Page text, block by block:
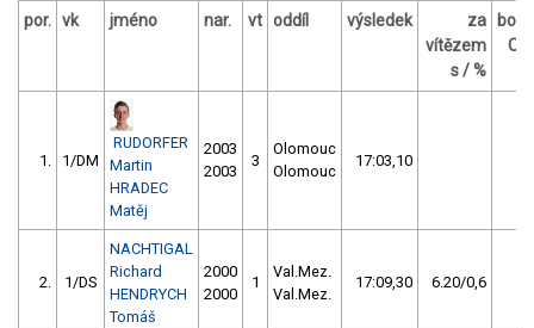
por. vk jméno nar. vt oddíl výsledek
za
vítězem
s / %
body
OM
1. 1/DM
RUDORFER
Martin
HRADEC
Matěj
2003
2003
3
Olomouc
Olomouc
17:03,10
2. 1/DS
NACHTIGAL
Richard
HENDRYCH
Tomáš
2000
2000
1
Val.Mez.
Val.Mez.
17:09,30 6.20/0,6